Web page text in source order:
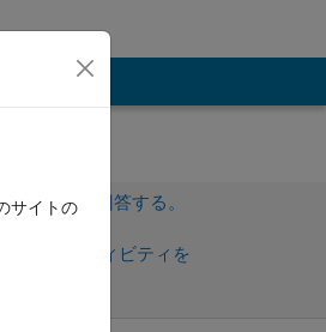
の質問に回答する。
してアクティビティを
サイトの